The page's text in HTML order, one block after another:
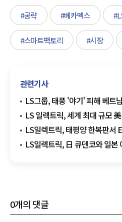
#공략 #베카멕스
#스마트팩토리 #시장
관련기사
LS그룹, 태풍 '야기' 피해 베트
LS 일렉트릭, 세계 최대 규모
LS일렉트릭, 태평양 한복판서
LS일렉트릭, 日 큐덴코와 일본
0개의 댓글